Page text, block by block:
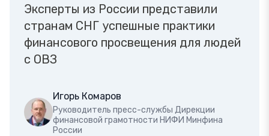
Эксперты из России представили
странам СНГ успешные практики
финансового просвещения для людей
с ОВЗ
Игорь Комаров
Руководитель пресс-службы Дирекции
финансовой грамотности НИФИ Минфина
России